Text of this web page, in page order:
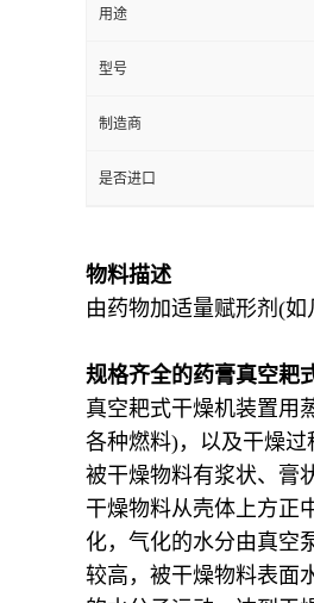
用途
型号
制造商
是否进口
物料描述
由药物加适量赋形剂(
规格齐全的药膏真空耙
真空耙式干燥机装置用
各种燃料)，以及干燥过
被干燥物料有浆状、膏
干燥物料从壳体上方正
化，气化的水分由真空
较高，被干燥物料表面